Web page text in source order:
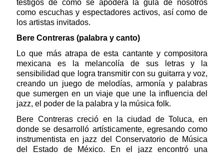
testigos de cómo se apodera la gula de nosotros
como escuchas y espectadores activos, así como de
los artistas invitados.
Bere Contreras (palabra y canto)
Lo que más atrapa de esta cantante y compositora
mexicana es la melancolía de sus letras y la
sensibilidad que logra transmitir con su guitarra y voz,
creando un juego de melodías, armonía y palabras
que sumergen en un viaje que une la influencia del
jazz, el poder de la palabra y la música folk.
Bere Contreras creció en la ciudad de Toluca, en
donde se desarrolló artísticamente, egresando como
instrumentista en jazz del Conservatorio de Música
del Estado de México. En el jazz encontró una